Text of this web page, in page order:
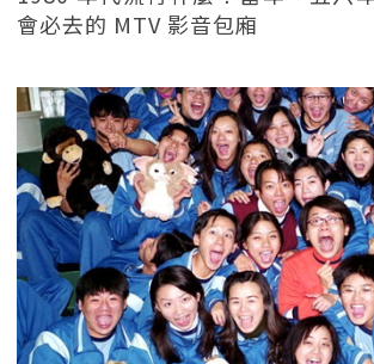
會必去的 MTV 影音包廂